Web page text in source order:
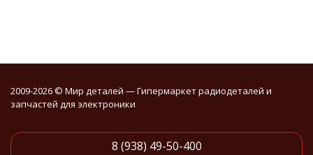
2009-2026 © Мир деталей — Гипермаркет радиодеталей и
запчастей для электроники
8 (938) 49-50-400